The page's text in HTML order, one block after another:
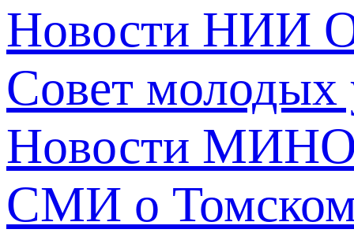
Новости НИИ
Совет молодых
Новости
СМИ о